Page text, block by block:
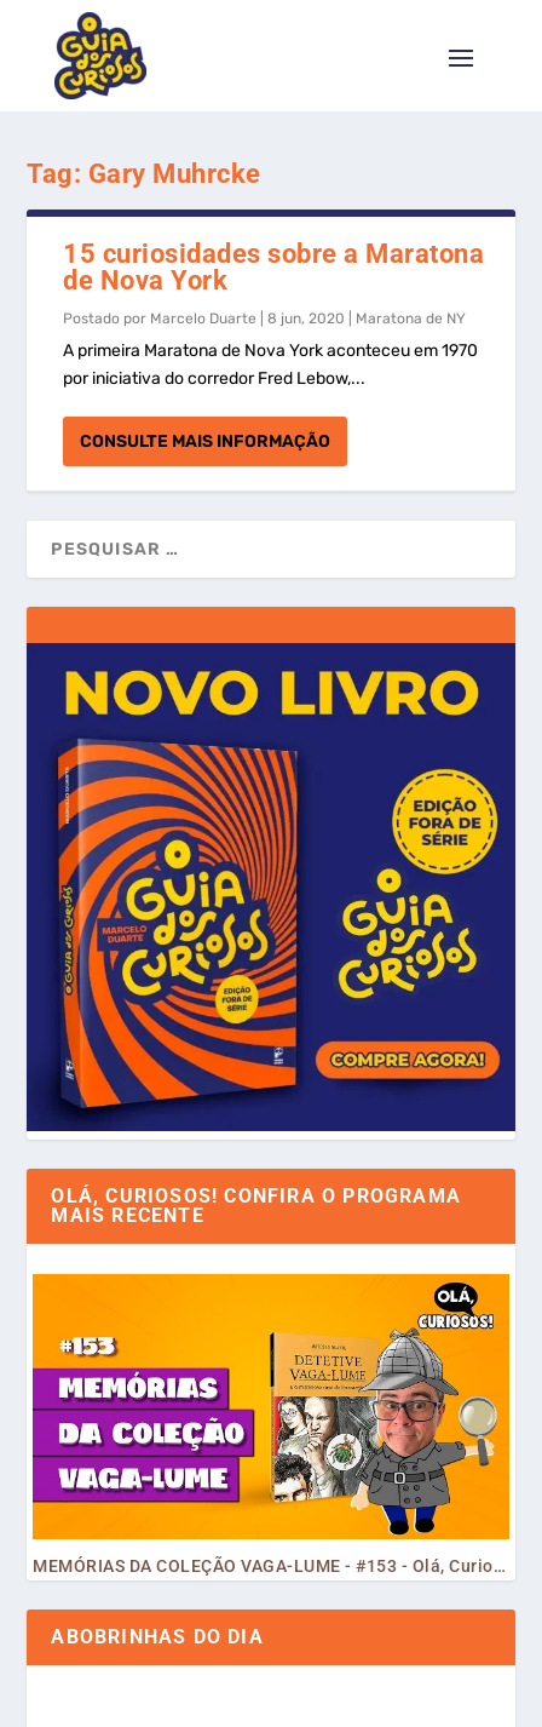
Tag: Gary Muhrcke
15 curiosidades sobre a Maratona
de Nova York
Postado por Marcelo Duarte |8 jun, 2020 Maratona de NY
A primeira Maratona de Nova York aconteceu em 1970
por iniciativa do corredor Fred Lebow,...
CONSULTE MAIS INFORMAÇÃO
OLÁ, CURIOSOS! CONFIRA O PROGRAMA
MAIS RECENTE
MEMÓRIAS DA COLEÇÃO VAGA-LUME - #153 - Olá, Curiosos! 2023
ABOBRINHAS DO DIA